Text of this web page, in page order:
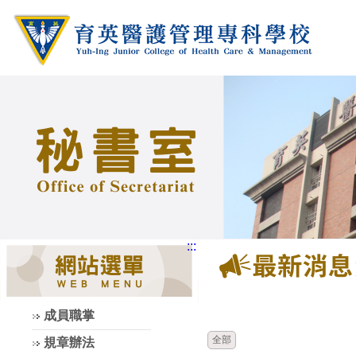
成員職掌
規章辦法
:::
全部